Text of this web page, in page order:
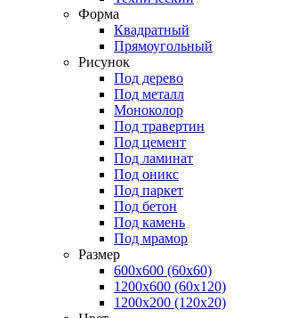
Форма
Квадратный
Прямоугольный
Рисунок
Под дерево
Под металл
Моноколор
Под травертин
Под цемент
Под ламинат
Под оникс
Под паркет
Под бетон
Под камень
Под мрамор
Размер
600х600 (60х60)
1200х600 (60х120)
1200х200 (120x20)